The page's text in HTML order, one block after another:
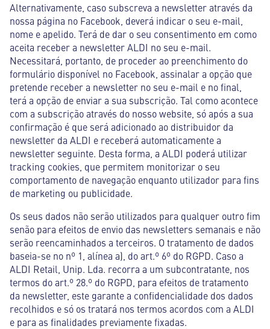
Alternativamente, caso subscreva a newsletter através da
nossa página no Facebook, deverá indicar o seu e-mail,
nome e apelido. Terá de dar o seu consentimento em como
aceita receber a newsletter ALDI no seu e-mail.
Necessitará, portanto, de proceder ao preenchimento do
formulário disponível no Facebook, assinalar a opção que
pretende receber a newsletter no seu e-mail e no final,
terá a opção de enviar a sua subscrição. Tal como acontece
com a subscrição através do nosso website, só após a sua
confirmação é que será adicionado ao distribuidor da
newsletter da ALDI e receberá automaticamente a
newsletter seguinte. Desta forma, a ALDI poderá utilizar
tracking cookies, que permitem monitorizar o seu
comportamento de navegação enquanto utilizador para fins
de marketing ou publicidade.
Os seus dados não serão utilizados para qualquer outro fim
senão para efeitos de envio das newsletters semanais e não
serão reencaminhados a terceiros. O tratamento de dados
baseia-se no nº 1, alínea a), do art.º 6º do RGPD. Caso a
ALDI Retail, Unip. Lda. recorra a um subcontratante, nos
termos do art.º 28.º do RGPD, para efeitos de tratamento
da newsletter, este garante a confidencialidade dos dados
recolhidos e só os tratará nos termos acordos com a ALDI
e para as finalidades previamente fixadas.